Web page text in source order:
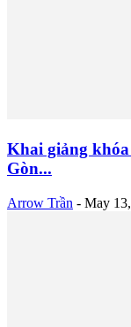
Khai giảng khóa
Gòn...
Arrow Trần - May